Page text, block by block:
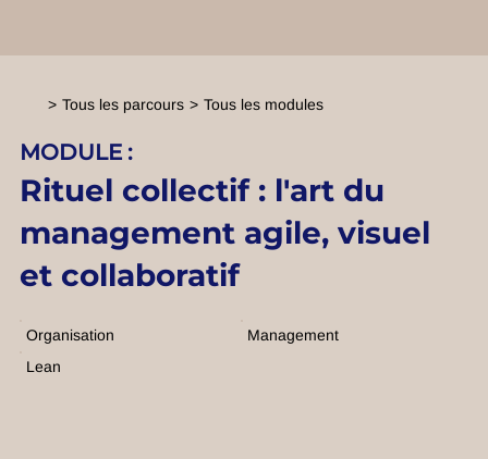
> Tous les parcours > Tous les modules
MODULE :
Rituel collectif : l'art du
management agile, visuel
et collaboratif
Organisation
Management
Lean